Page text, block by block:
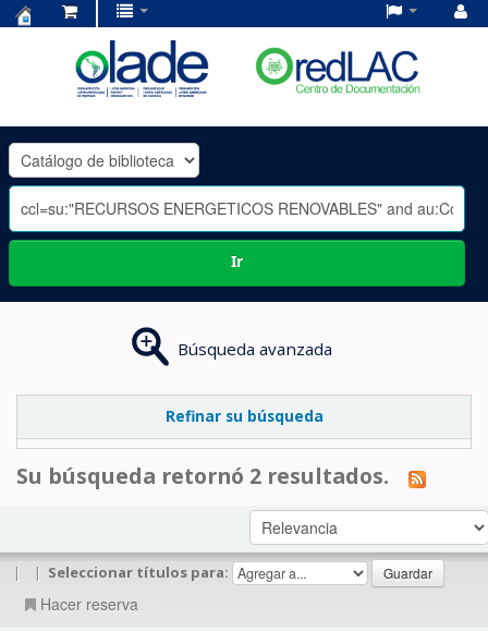
OLADE
-
Ir
Búsqueda avanzada
Refinar su búsqueda
Su búsqueda retornó 2 resultados.
| | Seleccionar títulos para:
Hacer reserva